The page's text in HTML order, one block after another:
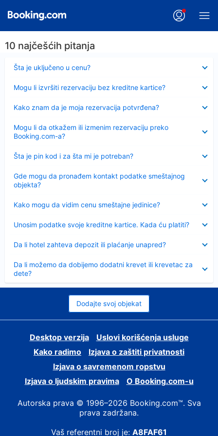
10 najčešćih pitanja
Šta je uključeno u cenu?
Sažeto
Mogu li izvršiti rezervaciju bez kreditne kartice?
Kako znam da je moja rezervacija potvrđena?
Mogu li da otkažem ili izmenim rezervaciju preko
Booking.com-a?
Šta je pin kod i za šta mi je potreban?
Sažeto
Gde mogu da pronađem kontakt podatke smeštajnog
objekta?
Kako mogu da vidim cenu smeštajne jedinice?
Unosim podatke svoje kreditne kartice. Kada ću platiti?
Da li hotel zahteva depozit ili plaćanje unapred?
Da li možemo da dobijemo dodatni krevet ili krevetac za
dete?
Dodajte svoj objekat
Desktop verzija
Uslovi korišćenja usluge
Kako radimo
Izjava o zaštiti privatnosti
Izjava o savremenom ropstvu
Izjava o ljudskim pravima
О Booking.com-u
Autorska prava © 1996–2026 Booking.com™. Sva
prava zadržana.
Vaš referentni broj je: A8FAF61